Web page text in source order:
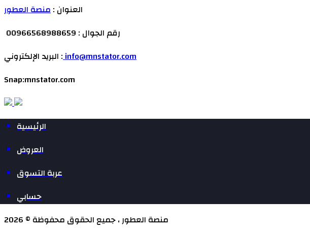
العنوان :منصة العطور
رقم الجوال : 00966568988659
البريد الإلكتروني :info@mnstator.com
Snap:mnstator.com
الرئيسية
العروض
عربة التسوق
حسابي
منصة العطور ، جميع الحقوق محفوظة © 2026